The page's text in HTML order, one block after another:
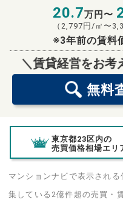
20.7万円〜
（ 2,797 円/㎡〜
※3年前の賃料
＼賃貸経営をお考
無料
無料
東京都23区内の
売買価格相場エリ
マンションナビで表示され
集している2億件超の売買・